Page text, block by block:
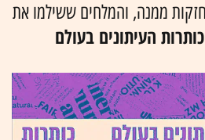
חזקות ממנה, והמלחים ששילמו את
כותרות העיתונים בעולם